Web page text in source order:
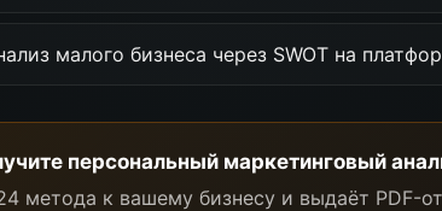
малого бизнеса через SWOT на
персональный маркетинговый
метода к вашему бизнесу и выдаёт PDF-